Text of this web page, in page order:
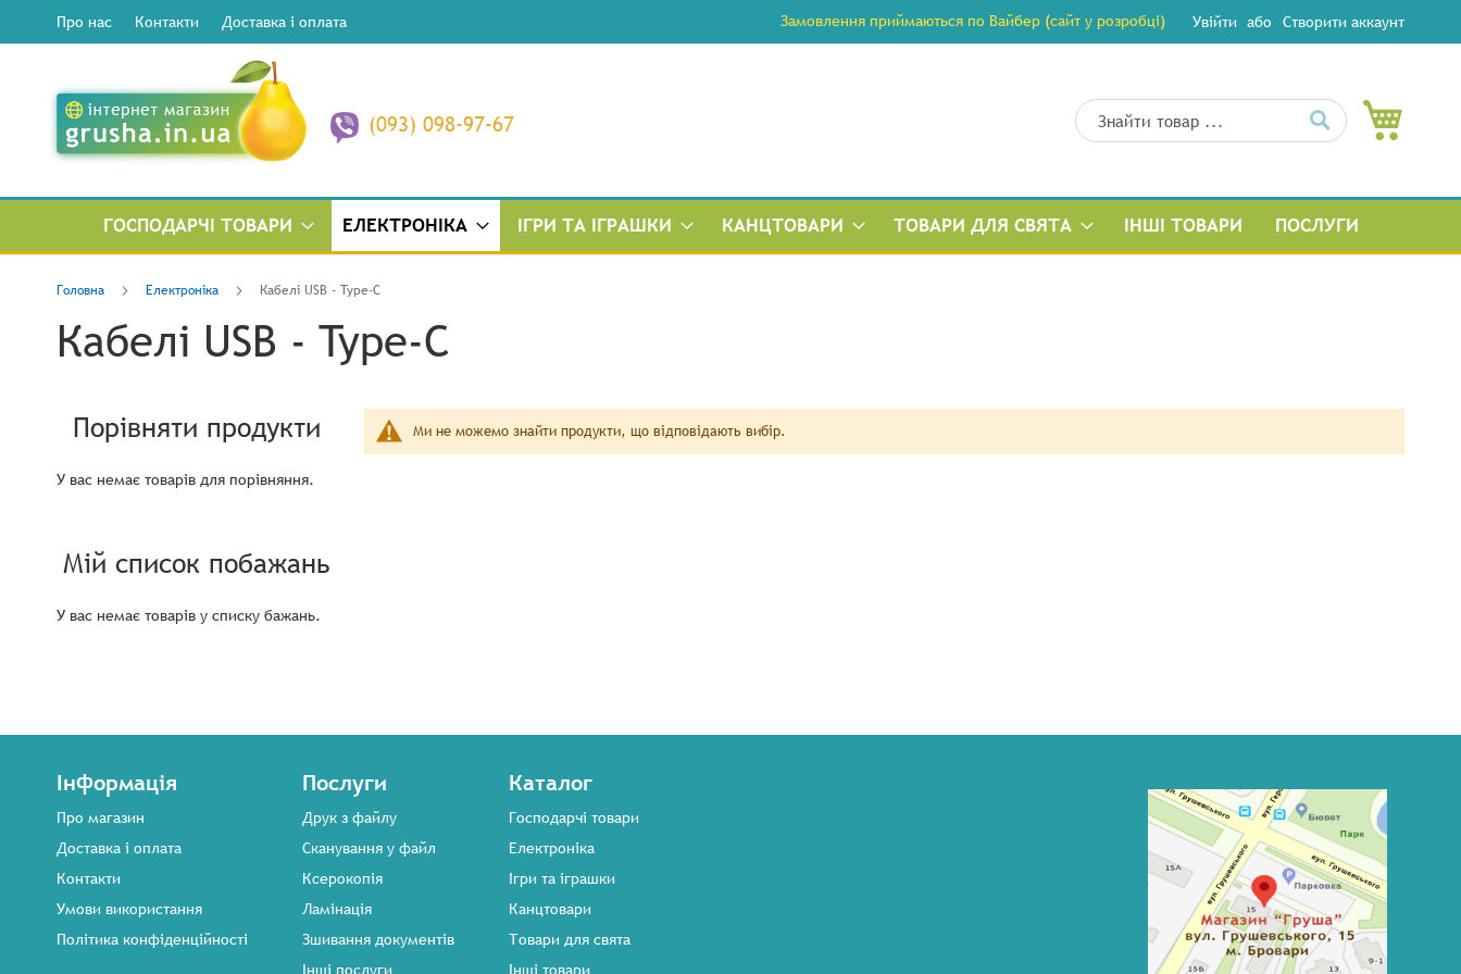
Замовлення приймаються по Вайбер (сайт у розробці) Увійти Створити аккаунт
Про нас Контакти Доставка і оплата
Пошук
Пошук
(093) 098-97-67
ГОСПОДАРЧІ ТОВАРИ ЕЛЕКТРОНІКА ІГРИ ТА ІГРАШКИ КАНЦТОВАРИ ТОВАРИ ДЛЯ СВЯТА ІНШІ ТОВАРИ ПОСЛУГИ
Головна Електроніка Кабелі USB - Type-C
Кабелі USB - Type-C
Ми не можемо знайти продукти, що відповідають вибір.
Порівняти продукти
У вас немає товарів для порівняння.
Мій список побажань
У вас немає товарів у списку бажань.
Інформація
Про магазин
Доставка і оплата
Контакти
Умови використання
Політика конфіденційності
Послуги
Друк з файлу
Сканування у файл
Ксерокопія
Ламінація
Зшивання документів
Інші послуги
Каталог
Господарчі товари
Електроніка
Ігри та іграшки
Канцтовари
Товари для свята
Інші товари